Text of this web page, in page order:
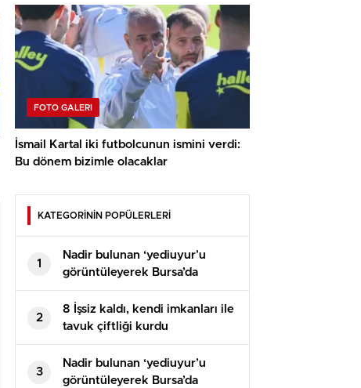
FOTO GALERI
İsmail Kartal iki futbolcunun ismini verdi:
Bu dönem bizimle olacaklar
KATEGORİNİN POPÜLERLERİ
1
Nadir bulunan ‘yediuyur’u
görüntüleyerek Bursa’da
yaşadığını ispatladı
2
8 İşsiz kaldı, kendi imkanları ile
tavuk çiftliği kurdu
3
Nadir bulunan ‘yediuyur’u
görüntüleyerek Bursa’da